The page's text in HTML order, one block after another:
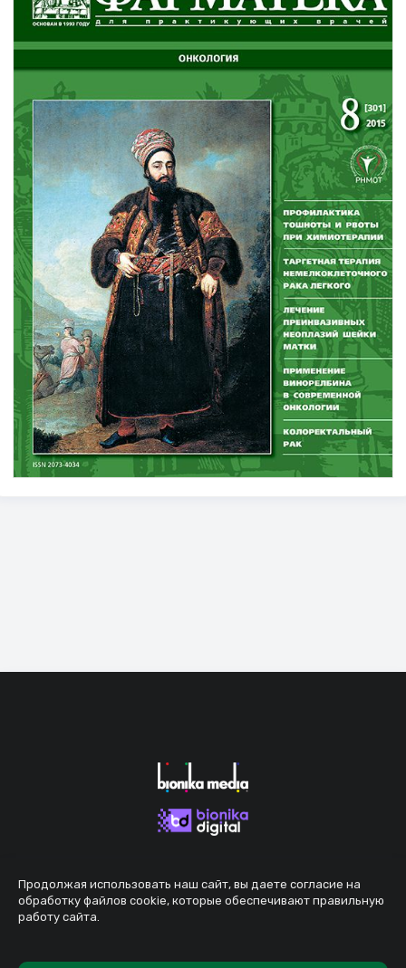
Продолжая использовать наш сайт, вы даете согласие на
обработку файлов cookie, которые обеспечивают правильную
работу сайта.